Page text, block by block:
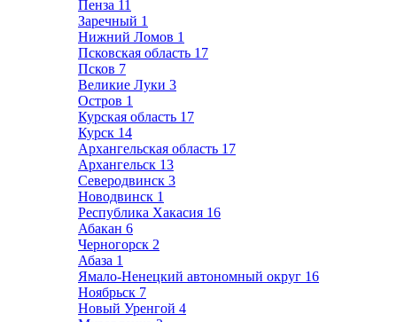
Пенза 11
Заречный 1
Нижний Ломов 1
Псковская область 17
Псков 7
Великие Луки 3
Остров 1
Курская область 17
Курск 14
Архангельская область 17
Архангельск 13
Северодвинск 3
Новодвинск 1
Республика Хакасия 16
Абакан 6
Черногорск 2
Абаза 1
Ямало-Ненецкий автономный округ 16
Ноябрьск 7
Новый Уренгой 4